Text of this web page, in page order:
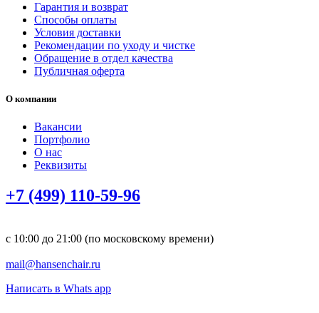
Гарантия и возврат
Способы оплаты
Условия доставки
Рекомендации по уходу и чистке
Обращение в отдел качества
Публичная оферта
О компании
Вакансии
Портфолио
О нас
Реквизиты
+7 (499) 110-59-96
с 10:00 до 21:00 (по московскому времени)
mail@hansenchair.ru
Написать в Whats app